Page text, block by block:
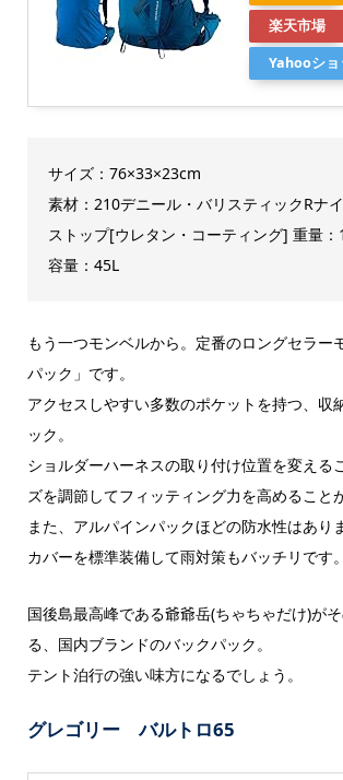
楽天市場
Yahooシ
サイズ：76×33×23cm
素材：210デニール・バリスティックRナ
ストップ[ウレタン・コーティング] 重量
容量：45L
もう一つモンベルから。定番のロングセラー
パック」です。
アクセスしやすい多数のポケットを持つ、収
ック。
ショルダーハーネスの取り付け位置を変える
ズを調節してフィッティング力を高めること
また、アルパインパックほどの防水性はあり
カバーを標準装備して雨対策もバッチリです。
国後島最高峰である爺爺岳(ちゃちゃだけ)が
る、国内ブランドのバックパック。
テント泊行の強い味方になるでしょう。
グレゴリー バルトロ65